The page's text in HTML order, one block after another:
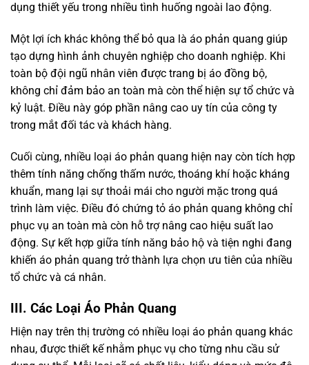
dụng thiết yếu trong nhiều tình huống ngoài lao động.
Một lợi ích khác không thể bỏ qua là áo phản quang giúp
tạo dựng hình ảnh chuyên nghiệp cho doanh nghiệp. Khi
toàn bộ đội ngũ nhân viên được trang bị áo đồng bộ,
không chỉ đảm bảo an toàn mà còn thể hiện sự tổ chức và
kỷ luật. Điều này góp phần nâng cao uy tín của công ty
trong mắt đối tác và khách hàng.
Cuối cùng, nhiều loại áo phản quang hiện nay còn tích hợp
thêm tính năng chống thấm nước, thoáng khí hoặc kháng
khuẩn, mang lại sự thoải mái cho người mặc trong quá
trình làm việc. Điều đó chứng tỏ áo phản quang không chỉ
phục vụ an toàn mà còn hỗ trợ nâng cao hiệu suất lao
động. Sự kết hợp giữa tính năng bảo hộ và tiện nghi đang
khiến áo phản quang trở thành lựa chọn ưu tiên của nhiều
tổ chức và cá nhân.
III. Các Loại Áo Phản Quang
Hiện nay trên thị trường có nhiều loại áo phản quang khác
nhau, được thiết kế nhằm phục vụ cho từng nhu cầu sử